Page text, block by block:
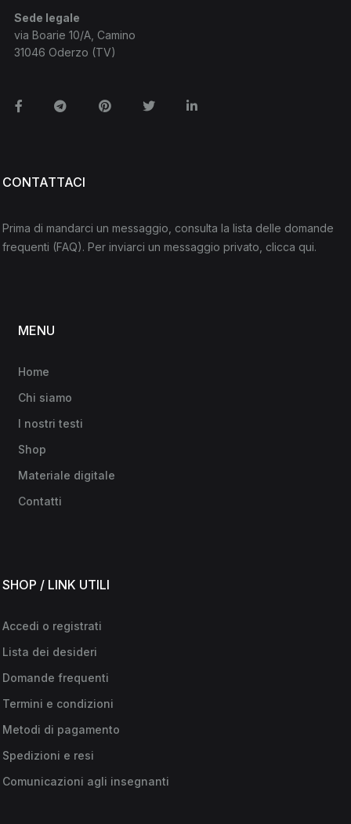
Sede legale
via Boarie 10/A, Camino
31046 Oderzo (TV)
FacebookTelegramPinterestTwitterLinkedin
CONTATTACI
Prima di mandarci un messaggio, consulta la lista delle domande
frequenti (FAQ). Per inviarci un messaggio privato, clicca qui.
MENU
Home
Chi siamo
I nostri testi
Shop
Materiale digitale
Contatti
SHOP / LINK UTILI
Accedi o registrati
Lista dei desideri
Domande frequenti
Termini e condizioni
Metodi di pagamento
Spedizioni e resi
Comunicazioni agli insegnanti